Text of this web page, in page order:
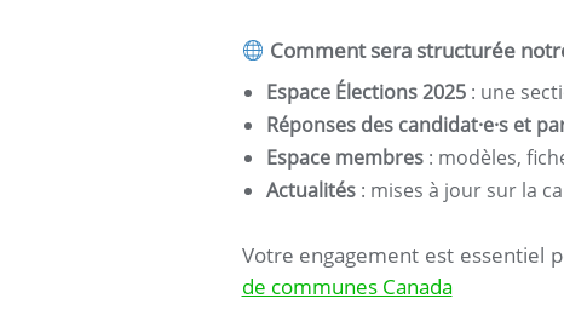
Comment sera structurée
Espace Élections 2025: une
Réponses des candidat·e·s et
Espace membres: modèles,
Actualités: mises à jour sur la
Votre engagement est essentiel
de communes Canada